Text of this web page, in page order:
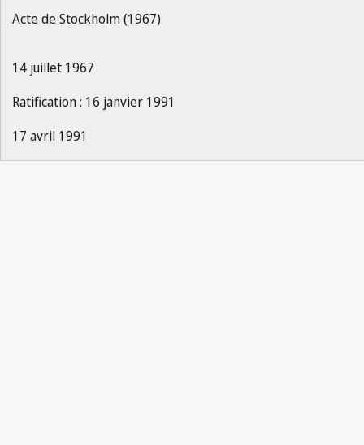
Acte de Stockholm (1967)
14 juillet 1967
Ratification : 16 janvier 1991
17 avril 1991